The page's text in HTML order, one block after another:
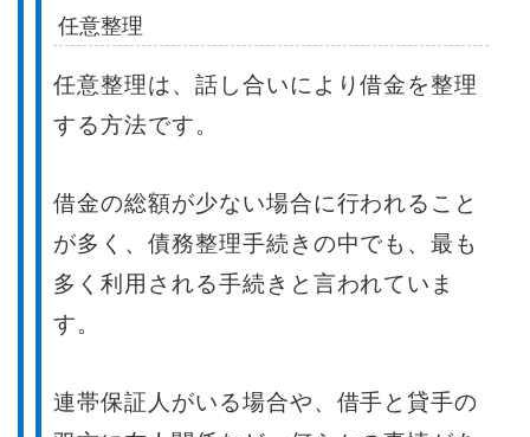
任意整理
任意整理は、話し合いにより借金を整理
する方法です。
借金の総額が少ない場合に行われること
が多く、債務整理手続きの中でも、最も
多く利用される手続きと言われていま
す。
連帯保証人がいる場合や、借手と貸手の